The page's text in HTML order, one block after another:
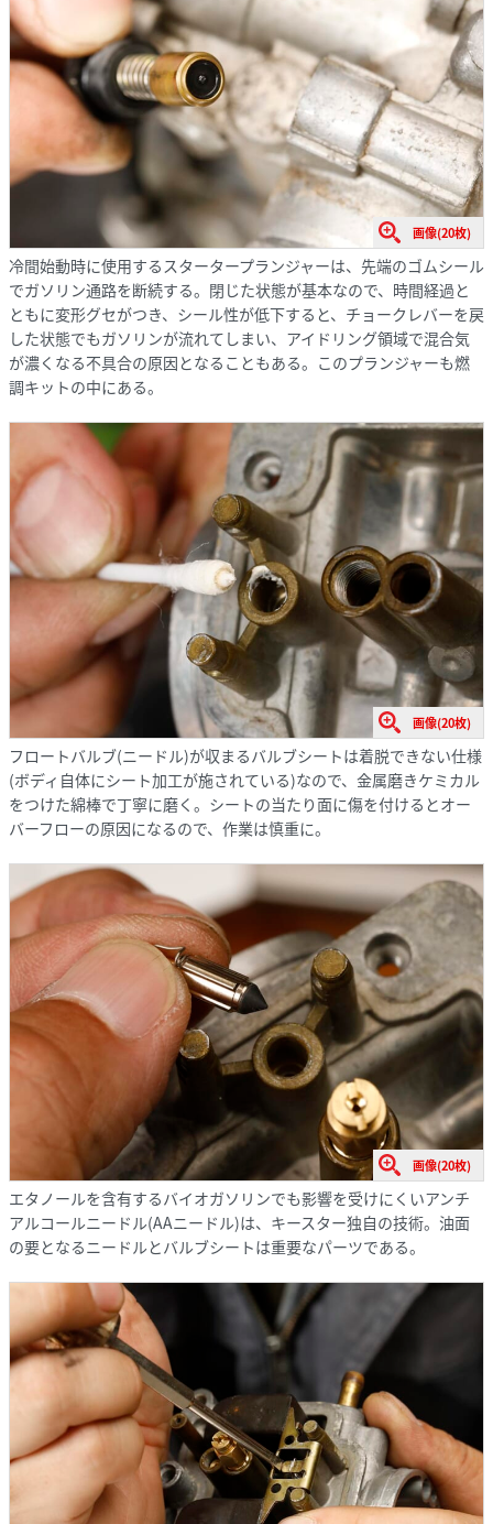
画像(20枚)
冷間始動時に使用するスタータープランジャーは、先端のゴムシール
でガソリン通路を断続する。閉じた状態が基本なので、時間経過と
ともに変形グセがつき、シール性が低下すると、チョークレバーを戻
した状態でもガソリンが流れてしまい、アイドリング領域で混合気
が濃くなる不具合の原因となることもある。このプランジャーも燃
調キットの中にある。
画像(20枚)
フロートバルブ(ニードル)が収まるバルブシートは着脱できない仕様
(ボディ自体にシート加工が施されている)なので、金属磨きケミカル
をつけた綿棒で丁寧に磨く。シートの当たり面に傷を付けるとオー
バーフローの原因になるので、作業は慎重に。
画像(20枚)
エタノールを含有するバイオガソリンでも影響を受けにくいアンチ
アルコールニードル(AAニードル)は、キースター独自の技術。油面
の要となるニードルとバルブシートは重要なパーツである。